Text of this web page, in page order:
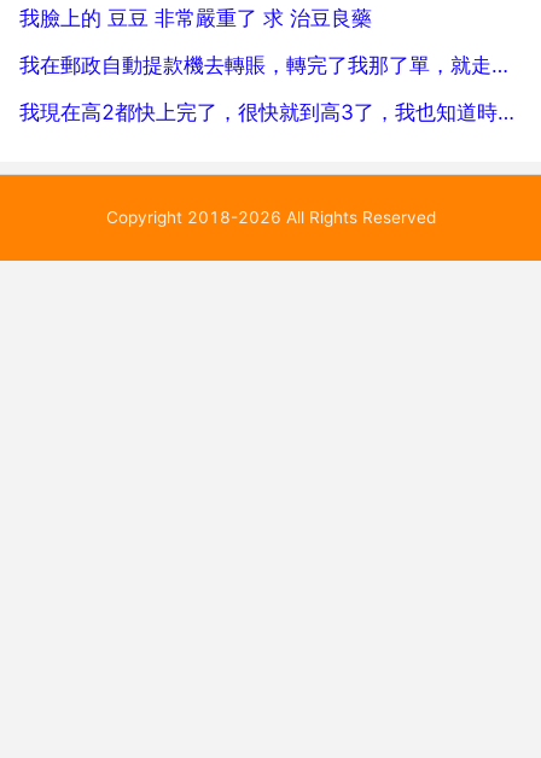
我臉上的 豆豆 非常嚴重了 求 治豆良藥
我在郵政自動提款機去轉賬，轉完了我那了單，就走了，卡忘了拿了，這錢別別人取走了，有兩萬報警能拿回嗎
我現在高2都快上完了，很快就到高3了，我也知道時間的緊迫，可我就是振作不起來。怎麼辦啊
Copyright 2018-2026 All Rights Reserved